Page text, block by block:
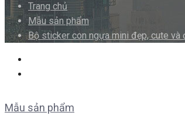
Trang chủ
Mẫu sản phẩm
Bộ sticker con ngựa mini đẹp, cute và
Mẫu sản phẩm